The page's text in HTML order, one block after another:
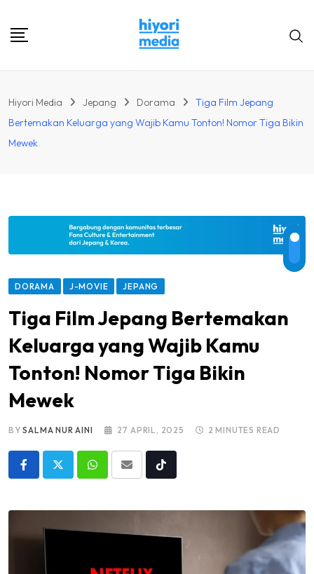
Hiyori Media Jepang Dorama
Tiga Film Jepang
Bertemakan Keluarga yang Wajib Kamu Tonton! Nomor Tiga Bikin
Mewek
DORAMA J-MOVIE JEPANG
Tiga Film Jepang Bertemakan
Keluarga yang Wajib Kamu
Tonton! Nomor Tiga Bikin
Mewek
BYSALMA NUR AINI 27 APRIL, 2025 2 MINUTES READ
Whatsapp
Share
Email
Tiktok